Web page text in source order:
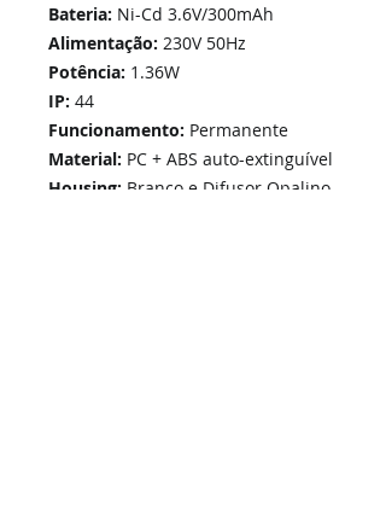
Bateria: Ni-Cd 3.6V/300mAh
Alimentação: 230V 50Hz
Potência: 1.36W
IP: 44
Funcionamento: Permanente
Material: PC + ABS auto-extinguível
Housing: Branco e Difusor Opalino